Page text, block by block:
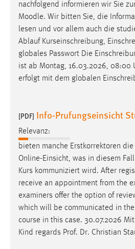
nachfolgend informieren wir Sie
Moodle. Wir bitten Sie, die
lesen und vor allem auch die
Ablauf Kurseinschreibung,
globales Passwort Die
ist ab Montag, 16.03.2026, 08:00
erfolgt mit dem globalen
[PDF] Info-Prufungseinsicht
Relevanz:
bieten manche Erstkorrektoren
Online-Einsicht, was in diesem
Kurs kommuniziert wird. After
receive an appointment from the
examiners offer the option of
which will be communicated in
course in this case. 30.07.2026
Kind regards Prof. Dr. Christian
Matomo
Name:
_pk_ref, _pk_cvar, _pk_id,
Zweck:
Zugriffsstatistik
MARKETING
Marketing Cookies werden von
verwendet, um personalisierte
Sie tun dies, indem sie
hinweg verfolgen.
Google Ads
Name: